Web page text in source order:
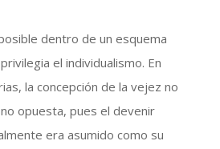
dentro de un esquema
el individualismo. En
la concepción de la vejez no
opuesta, pues el devenir
era asumido como su